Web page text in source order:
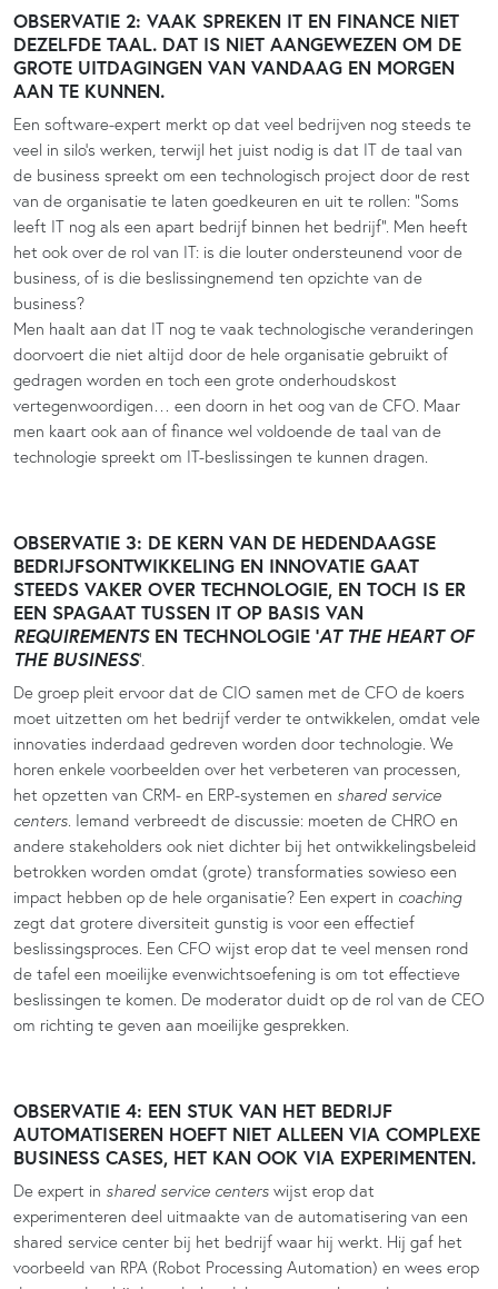
OBSERVATIE 2: VAAK SPREKEN IT EN FINANCE NIET
DEZELFDE TAAL. DAT IS NIET AANGEWEZEN OM DE
GROTE UITDAGINGEN VAN VANDAAG EN MORGEN
AAN TE KUNNEN.
Een software-expert merkt op dat veel bedrijven nog steeds te
veel in silo’s werken, terwijl het juist nodig is dat IT de taal van
de business spreekt om een technologisch project door de rest
van de organisatie te laten goedkeuren en uit te rollen: “Soms
leeft IT nog als een apart bedrijf binnen het bedrijf”. Men heeft
het ook over de rol van IT: is die louter ondersteunend voor de
business, of is die beslissingnemend ten opzichte van de
business?
Men haalt aan dat IT nog te vaak technologische veranderingen
doorvoert die niet altijd door de hele organisatie gebruikt of
gedragen worden en toch een grote onderhoudskost
vertegenwoordigen… een doorn in het oog van de CFO. Maar
men kaart ook aan of finance wel voldoende de taal van de
technologie spreekt om IT-beslissingen te kunnen dragen.
OBSERVATIE 3: DE KERN VAN DE HEDENDAAGSE
BEDRIJFSONTWIKKELING EN INNOVATIE GAAT
STEEDS VAKER OVER TECHNOLOGIE, EN TOCH IS ER
EEN SPAGAAT TUSSEN IT OP BASIS VAN
REQUIREMENTSEN TECHNOLOGIE ‘AT THE HEART OF
THE BUSINESS’.
De groep pleit ervoor dat de CIO samen met de CFO de koers
moet uitzetten om het bedrijf verder te ontwikkelen, omdat vele
innovaties inderdaad gedreven worden door technologie. We
horen enkele voorbeelden over het verbeteren van processen,
het opzetten van CRM- en ERP-systemen en shared service
centers . Iemand verbreedt de discussie: moeten de CHRO en
andere stakeholders ook niet dichter bij het ontwikkelingsbeleid
betrokken worden omdat (grote) transformaties sowieso een
impact hebben op de hele organisatie? Een expert in coaching
zegt dat grotere diversiteit gunstig is voor een effectief
beslissingsproces. Een CFO wijst erop dat te veel mensen rond
de tafel een moeilijke evenwichtsoefening is om tot effectieve
beslissingen te komen. De moderator duidt op de rol van de CEO
om richting te geven aan moeilijke gesprekken.
OBSERVATIE 4: EEN STUK VAN HET BEDRIJF
AUTOMATISEREN HOEFT NIET ALLEEN VIA COMPLEXE
BUSINESS CASES, HET KAN OOK VIA EXPERIMENTEN.
De expert in shared service centers wijst erop dat
experimenteren deel uitmaakte van de automatisering van een
shared service center bij het bedrijf waar hij werkt. Hij gaf het
voorbeeld van RPA (Robot Processing Automation) en wees erop